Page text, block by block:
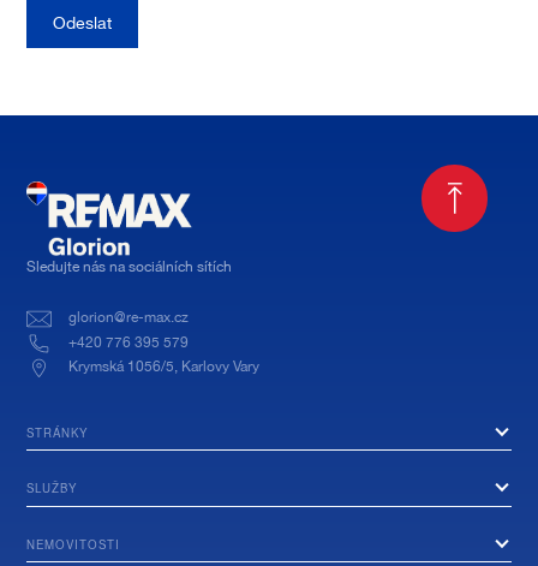
Sledujte nás na sociálních sítích
glorion@re-max.cz
+420 776 395 579
Krymská 1056/5, Karlovy Vary
STRÁNKY
SLUŽBY
NEMOVITOSTI